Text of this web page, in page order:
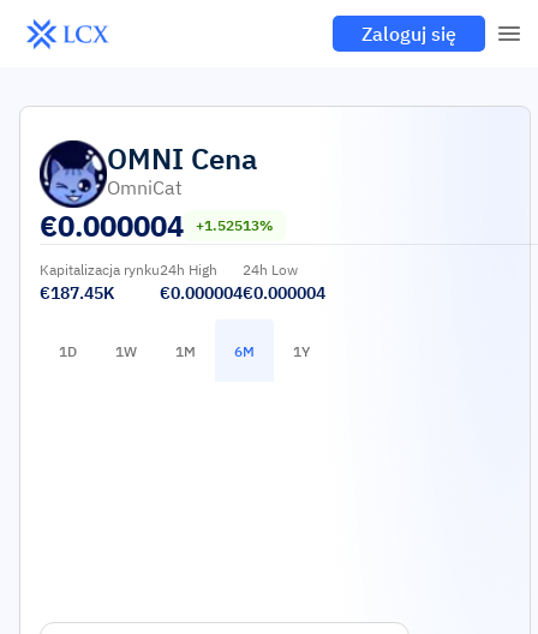
Zaloguj się
OMNI Cena
OmniCat
€0.000004 +1.52513%
Kapitalizacja rynku
€187.45K
24h High
€0.000004
24h Low
€0.000004
1D 1W 1M 6M 1Y